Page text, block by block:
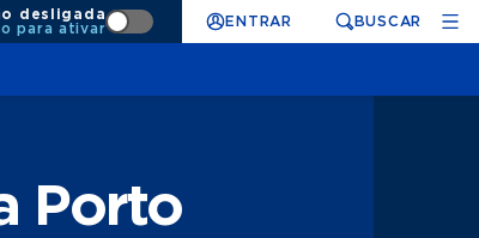
desligada
para ativar
ENTRAR BUSCAR
Porto